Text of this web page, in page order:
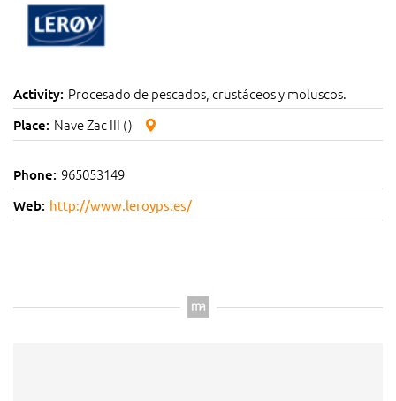
Activity: Procesado de pescados, crustáceos y moluscos.
Place: Nave Zac III ()
Phone: 965053149
Web: http://www.leroyps.es/